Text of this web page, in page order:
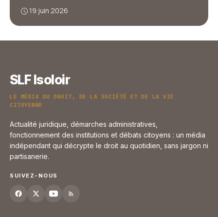
19 juin 2026
SLF Isoloir
LE MÉDIA DU DROIT, DE LA SOCIÉTÉ ET DE LA VIE
CITOYENNE
Actualité juridique, démarches administratives,
fonctionnement des institutions et débats citoyens : un média
indépendant qui décrypte le droit au quotidien, sans jargon ni
partisanerie.
SUIVEZ-NOUS